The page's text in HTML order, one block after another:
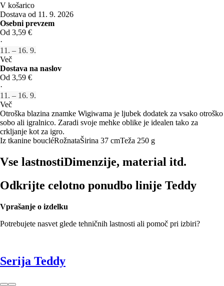
V košarico
Dostava od 11. 9. 2026
Osebni prevzem
Od 3,59 €
·
11. – 16. 9.
Več
Dostava na naslov
Od 3,59 €
·
11. – 16. 9.
Več
Otroška blazina znamke Wigiwama je ljubek dodatek za vsako otroško
sobo ali igralnico. Zaradi svoje mehke oblike je idealen tako za
crkljanje kot za igro.
Iz tkanine boucléRožnataŠirina 37 cmTeža 250 g
Vse lastnostiDimenzije, material itd.
Odkrijte celotno ponudbo linije Teddy
Vprašanje o izdelku
Potrebujete nasvet glede tehničnih lastnosti ali pomoč pri izbiri?
Serija Teddy